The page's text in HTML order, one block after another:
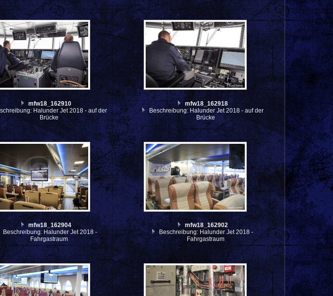
mfw18_162910
Halunder Jet 2018 - auf der
Brücke
mfw18_162918
Beschreibung: Halunder Jet 2018 - auf der
Brücke
mfw18_162904
Beschreibung: Halunder Jet 2018 -
Fahrgastraum
mfw18_162902
Beschreibung: Halunder Jet 2018 -
Fahrgastraum